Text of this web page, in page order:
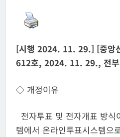
[시행 2024. 11. 29.] [중앙
612호, 2024. 11. 29., 전
◇ 개정이유
전자투표 및 전자개표 방식
템에서 온라인투표시스템으